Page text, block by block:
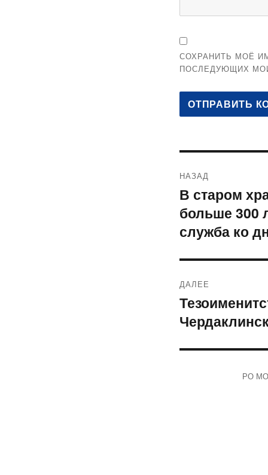
СОХРАНИТЬ МОЁ
ПОСЛЕДУЮЩИХ
по
записям
НАЗАД
Предыдущая
запись:
В старом
больше 300
служба ко
ДАЛЕЕ
Следующая
запись:
РО